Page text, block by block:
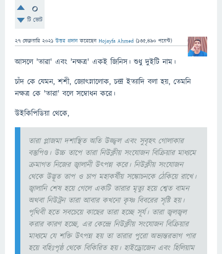
0
টি ভোট
27 ফেব্রুয়ারি 2021 উত্তর প্রদান করেছেন Hojayfa Ahmed (135,490 পয়েন্ট)
আসলে 'তারা' এবং 'নক্ষত্র' একই জিনিস। শুধু দুইটি নাম।
চাঁদ কে যেমন, শশী, জ্যোৎস্নালোক, চন্দ্র ইত্যাদি বলা হয়, তেমনি
নক্ষত্র কে 'তারা' বলে সম্বোধন করে।
উইকিপিডিয়া থেকে,
তারা প্লাজমা দশাস্থিত অতি উজ্জ্বল এবং সুবৃহৎ গোলাকার
বস্তুপিণ্ড। উচ্চ তাপে তারা নিউক্লীয় সংযোজন বিক্রিয়ার মাধ্যমে
ক্রমাগত নিজের জ্বালানী উৎপন্ন করে। নিউক্লীয় সংযোজন
থেকে উদ্ভূত তাপ ও চাপ মহাকর্ষীয় সঙ্কোচনকে ঠেকিয়ে রাখে।
জ্বালানি শেষ হয়ে গেলে একটি তারার মৃত্যু হয়ে শ্বেত বামন
অথবা নিউট্রন তারা আবার কখনো কৃষ্ণ বিবরের সৃষ্টি হয়।
পৃথিবী হতে সবচেয়ে কাছের তারা হচ্ছে সূর্য। তারা জ্বলজ্বল
করার কারণ হচ্ছে, এর কেন্দ্রে নিউক্লীয় সংযোজন বিক্রিয়ার
মাধ্যমে যে শক্তি উৎপন্ন হয় তা তারার পুরো অভ্যন্তরভাগ পার
হয়ে বহিঃপৃষ্ঠ থেকে বিকিরিত হয়। হাইড্রোজেন এবং হিলিয়াম